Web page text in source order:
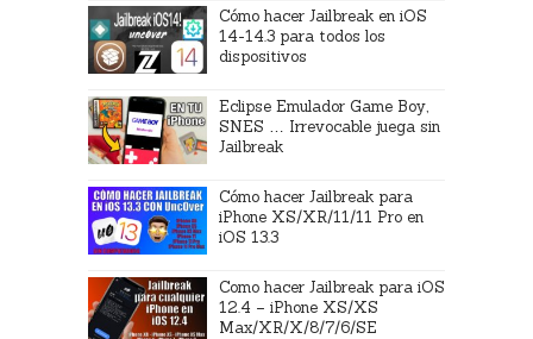
Cómo hacer Jailbreak en iOS
14-14.3 para todos los
dispositivos
Eclipse Emulador Game Boy,
SNES … Irrevocable juega sin
Jailbreak
Cómo hacer Jailbreak para
iPhone XS/XR/11/11 Pro en
iOS 13.3
Como hacer Jailbreak para iOS
12.4 – iPhone XS/XS
Max/XR/X/8/7/6/SE